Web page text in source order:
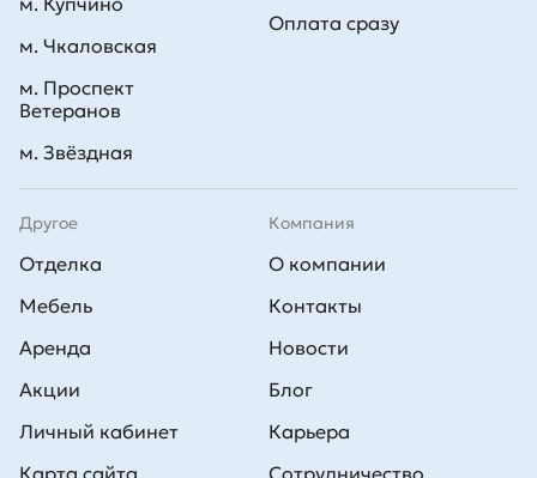
Оплата сразу
Другое
Отделка
Мебель
Аренда
Акции
Личный кабинет
Карта сайта
Компания
О компании
Контакты
Новости
Блог
Карьера
Сотрудничество
м. Чкаловская
м. Проспект
Ветеранов
м. Звёздная